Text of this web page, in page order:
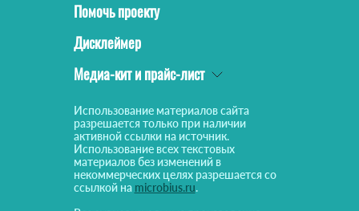
Помочь проекту
Дисклеймер
Медиа-кит и прайс-лист
Использование материалов сайта
разрешается только при наличии
активной ссылки на источник.
Использование всех текстовых
материалов без изменений в
некоммерческих целях разрешается со
ссылкой на microbius.ru.